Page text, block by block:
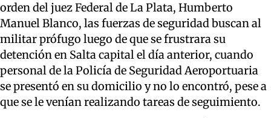
orden del juez Federal de La Plata, Humberto
Manuel Blanco, las fuerzas de seguridad buscan al
militar prófugo luego de que se frustrara su
detención en Salta capital el día anterior, cuando
personal de la Policía de Seguridad Aeroportuaria
se presentó en su domicilio y no lo encontró, pese a
que se le venían realizando tareas de seguimiento.